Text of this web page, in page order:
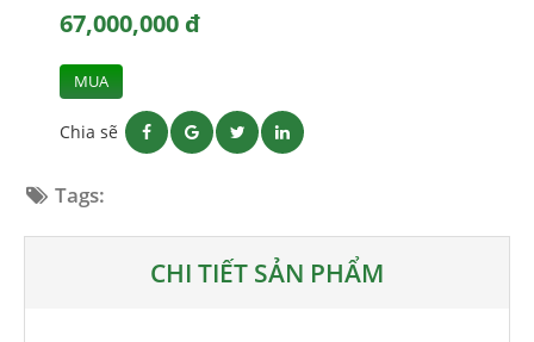
67,000,000 đ
MUA
Chia sẽ
Tags:
CHI TIẾT SẢN PHẨM